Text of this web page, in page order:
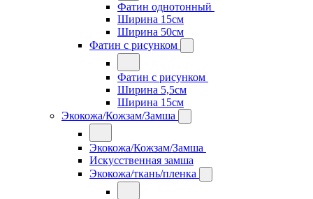
Фатин однотонный
Ширина 15см
Ширина 50см
Фатин с рисунком
Фатин с рисунком
Ширина 5,5см
Ширина 15см
Экокожа/Кожзам/Замша
Экокожа/Кожзам/Замша
Искусственная замша
Экокожа/ткань/пленка